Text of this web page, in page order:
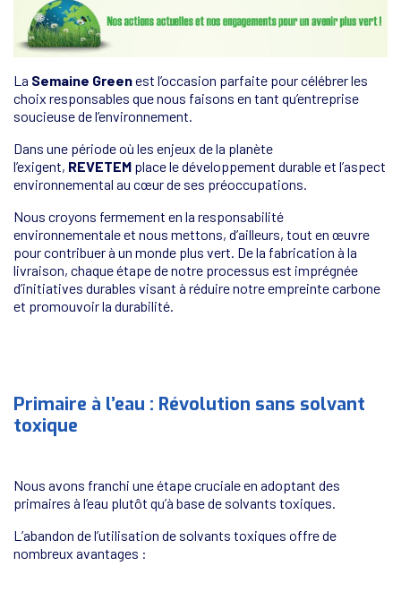
La Semaine Greenest l’occasion parfaite pour célébrer les
choix responsables que nous faisons en tant qu’entreprise
soucieuse de l’environnement.
Dans une période où les enjeux de la planète
l’exigent, REVETEM place le développement durable et l’aspect
environnemental au cœur de ses préoccupations.
Nous croyons fermement en la responsabilité
environnementale et nous mettons, d’ailleurs, tout en œuvre
pour contribuer à un monde plus vert. De la fabrication à la
livraison, chaque étape de notre processus est imprégnée
d’initiatives durables visant à réduire notre empreinte carbone
et promouvoir la durabilité.
Primaire à l’eau : Révolution sans solvant
toxique
Nous avons franchi une étape cruciale en adoptant des
primaires à l’eau plutôt qu’à base de solvants toxiques.
L’abandon de l’utilisation de solvants toxiques offre de
nombreux avantages :